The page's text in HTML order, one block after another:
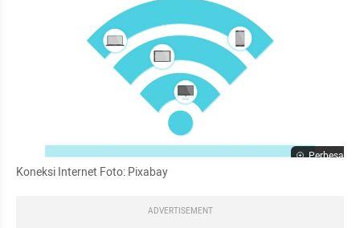
Perbesar
Koneksi Internet Foto: Pixabay
ADVERTISEMENT